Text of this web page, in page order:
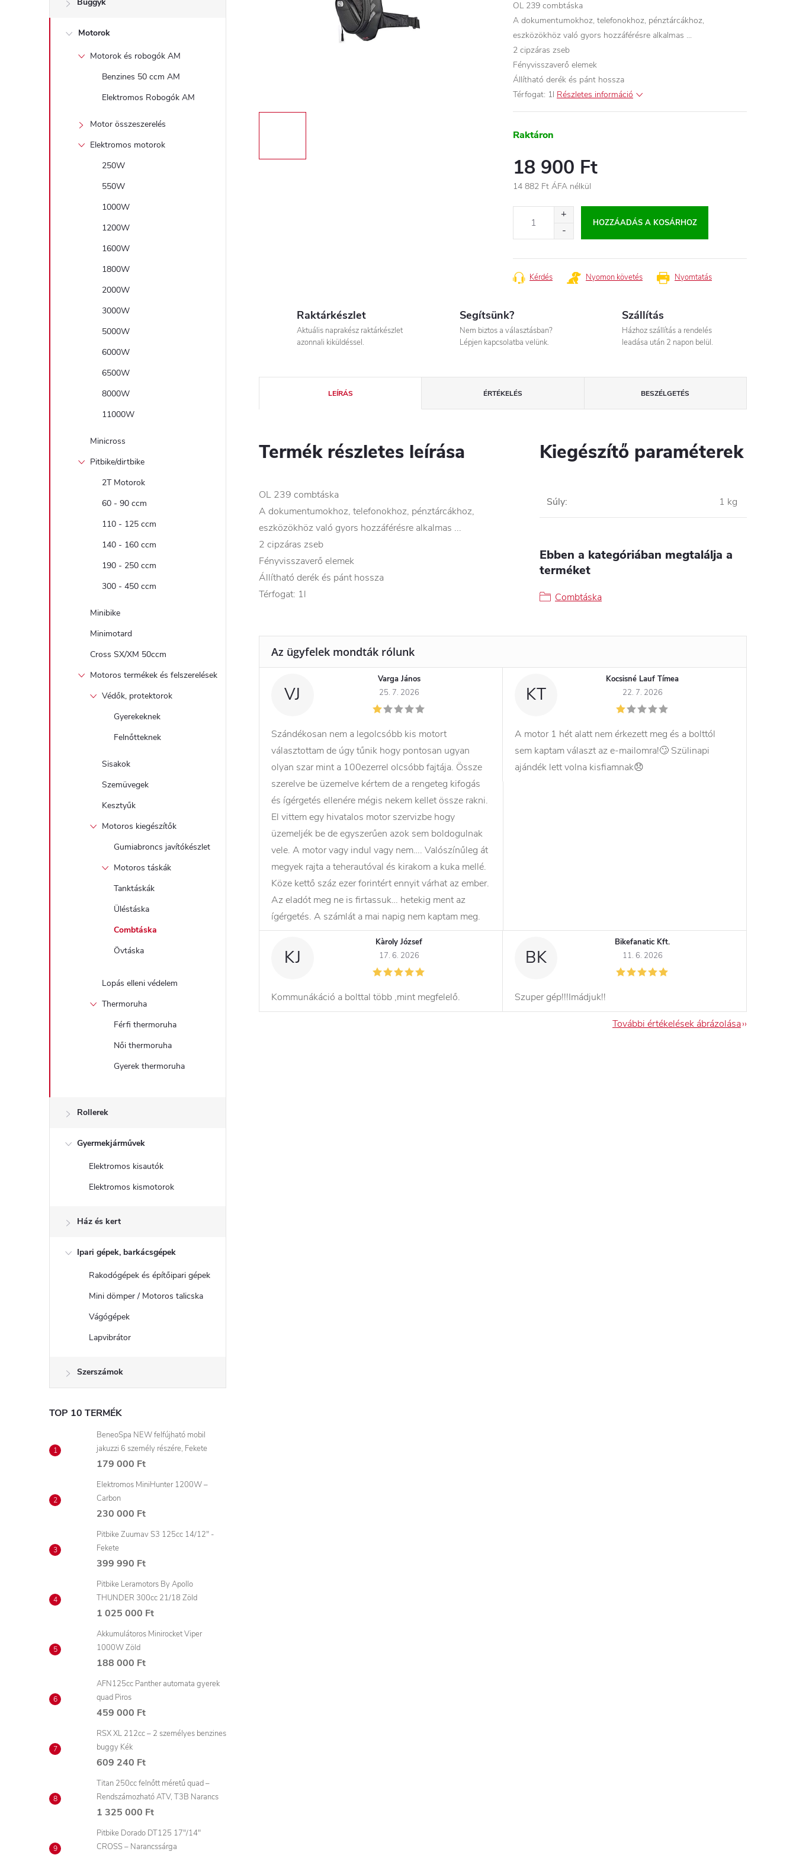
a
Motorok
Motorok és robogók AM
Benzines 50 ccm AM
Elektromos Robogók AM
Motor összeszerelés
Elektromos motorok
250W
550W
1000W
1200W
1600W
1800W
2000W
3000W
5000W
6000W
6500W
8000W
11000W
Minicross
Pitbike/dirtbike
2T Motorok
60 - 90 ccm
110 - 125 ccm
140 - 160 ccm
190 - 250 ccm
300 - 450 ccm
Minibike
Minimotard
Cross SX/XM 50ccm
Motoros termékek és felszerelések
Védők, protektorok
Gyerekeknek
Felnőtteknek
Sisakok
Szemüvegek
Kesztyűk
Motoros kiegészítők
Gumiabroncs javítókészlet
Motoros táskák
Tanktáskák
Üléstáska
Combtáska
Övtáska
Lopás elleni védelem
Thermoruha
Férfi thermoruha
Női thermoruha
Gyerek thermoruha
Rollerek
Gyermekjárművek
Elektromos kisautók
Elektromos kismotorok
Ház és kert
Ipari gépek, barkácsgépek
Rakodógépek és építőipari gépek
Mini dömper / Motoros talicska
Vágógépek
Lapvibrátor
Szerszámok
TOP 10 TERMÉK
BeneoSpa NEW felfújható mobil
jakuzzi 6 személy részére, Fekete
179 000 Ft
Elektromos MiniHunter 1200W –
Carbon
230 000 Ft
Pitbike Zuumav S3 125cc 14/12" -
Fekete
399 990 Ft
Pitbike Leramotors By Apollo
THUNDER 300cc 21/18 Zöld
1 025 000 Ft
Akkumulátoros Minirocket Viper
1000W Zöld
188 000 Ft
AFN125cc Panther automata gyerek
quad Piros
459 000 Ft
RSX XL 212cc – 2 személyes benzines
buggy Kék
609 240 Ft
Titan 250cc felnőtt méretű quad –
Rendszámozható ATV, T3B Narancs
1 325 000 Ft
Pitbike Dorado DT125 17"/14"
CROSS – Narancssárga
OL 239 combtáska
A dokumentumokhoz, telefonokhoz, pénztárcákhoz,
eszközökhöz való gyors hozzáférésre alkalmas ...
2 cipzáras zseb
Fényvisszaverő elemek
Állítható derék és pánt hossza
Térfogat: 1l Részletes információ
Raktáron
18 900 Ft
14 882 Ft ÁFA nélkül
HOZZÁADÁS A KOSÁRHOZ
Nyomtatás
Kérdés Nyomon követés
Raktárkészlet
Aktuális naprakész raktárkészlet
azonnali kiküldéssel.
Segítsünk?
Nem biztos a választásban?
Lépjen kapcsolatba velünk.
Szállítás
Házhoz szállítás a rendelés
leadása után 2 napon belül.
LEÍRÁS ÉRTÉKELÉS BESZÉLGETÉS
Termék részletes leírása
OL 239 combtáska
A dokumentumokhoz, telefonokhoz, pénztárcákhoz,
eszközökhöz való gyors hozzáférésre alkalmas ...
2 cipzáras zseb
Fényvisszaverő elemek
Állítható derék és pánt hossza
Térfogat: 1l
Kiegészítő paraméterek
Súly: 1 kg
Ebben a kategóriában megtalálja a
terméket
Combtáska
VJ
Varga János
25. 7. 2026
Szándékosan nem a legolcsóbb kis motort
választottam de úgy tűnik hogy pontosan ugyan
olyan szar mint a 100ezerrel olcsóbb fajtája. Össze
szerelve be üzemelve kértem de a rengeteg kifogás
és ígérgetés ellenére mégis nekem kellet össze rakni.
El vittem egy hivatalos motor szervizbe hogy
üzemeljék be de egyszerűen azok sem boldogulnak
vele. A motor vagy indul vagy nem…. Valószínűleg át
megyek rajta a teherautóval és kirakom a kuka mellé.
Köze kettő száz ezer forintért ennyit várhat az ember.
Az eladót meg ne is firtassuk… hetekig ment az
ígérgetés. A számlát a mai napig nem kaptam meg.
KT
Kocsisné Lauf Tímea
22. 7. 2026
A motor 1 hét alatt nem érkezett meg és a bolttól
sem kaptam választ az e-mailomra!🙄 Szülinapi
ajándék lett volna kisfiamnak😞
KJ
Kàroly József
17. 6. 2026
Kommunákáció a bolttal több ,mint megfelelő.
BK
Bikefanatic Kft.
11. 6. 2026
Szuper gép!!!Imádjuk!!
További értékelések ábrázolása